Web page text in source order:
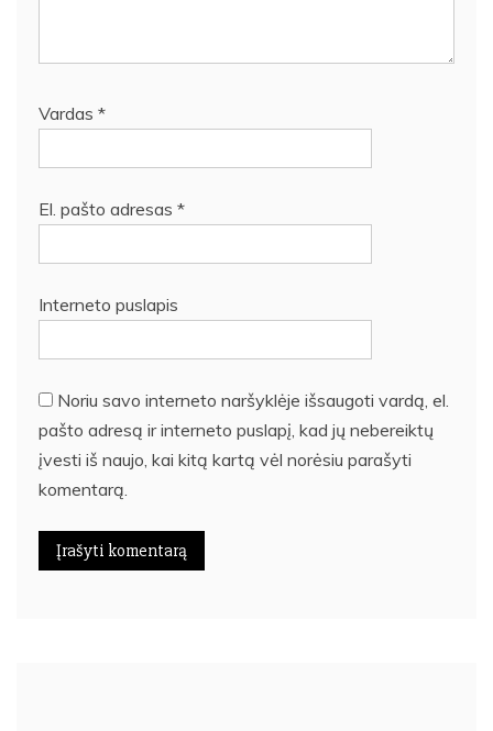
Vardas *
El. pašto adresas *
Interneto puslapis
Noriu savo interneto naršyklėje išsaugoti vardą, el.
pašto adresą ir interneto puslapį, kad jų nebereiktų
įvesti iš naujo, kai kitą kartą vėl norėsiu parašyti
komentarą.